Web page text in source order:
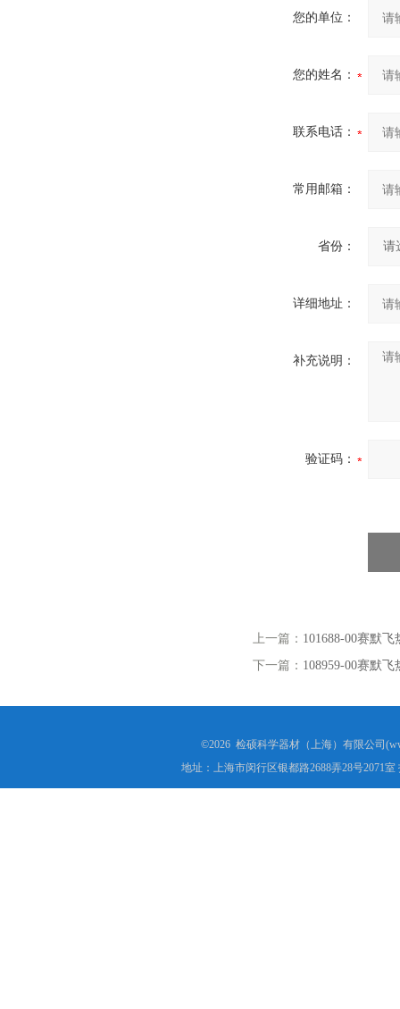
您的单位：
您的姓名：
联系电话：
常用邮箱：
省份：
详细地址：
补充说明：
验证码：
上一篇： 101688-00赛默
下一篇： 108959-00赛默
©2026 检硕科学器材（上海）有限公司
地址：上海市闵行区银都路2688弄28号2071室